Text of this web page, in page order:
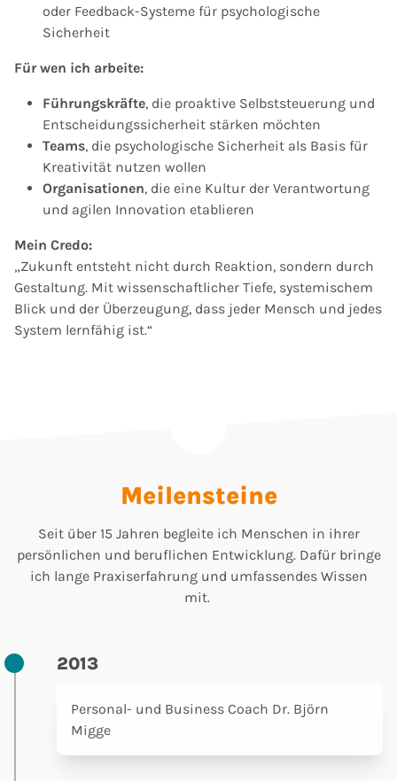
oder Feedback-Systeme für psychologische
Sicherheit
Für wen ich arbeite:
Führungskräfte, die proaktive Selbststeuerung und
Entscheidungssicherheit stärken möchten
Teams, die psychologische Sicherheit als Basis für
Kreativität nutzen wollen
Organisationen, die eine Kultur der Verantwortung
und agilen Innovation etablieren
Mein Credo:
„Zukunft entsteht nicht durch Reaktion, sondern durch
Gestaltung. Mit wissenschaftlicher Tiefe, systemischem
Blick und der Überzeugung, dass jeder Mensch und jedes
System lernfähig ist.“
Meilensteine
Seit über 15 Jahren begleite ich Menschen in ihrer
persönlichen und beruflichen Entwicklung. Dafür bringe
ich lange Praxiserfahrung und umfassendes Wissen
mit.
2013
Personal- und Business Coach Dr. Björn
Migge